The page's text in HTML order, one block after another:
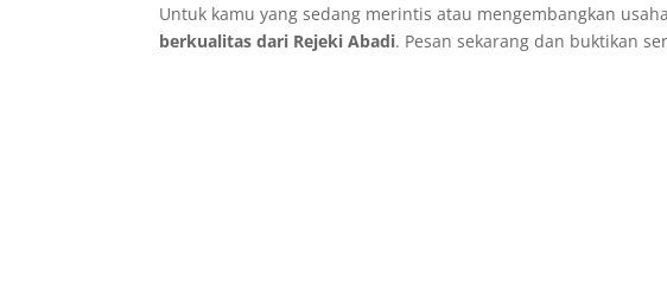
Untuk kamu yang sedang merintis atau mengembangkan
berkualitas dari Rejeki Abadi. Pesan sekarang dan buktikan